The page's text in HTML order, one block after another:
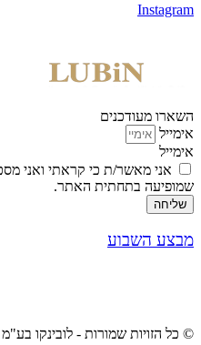
Instagram
השארו מעודכנים
אימייל
אימייל
אני מאשר/ת כי קראתי ואני
שמופיעה בתחתית האתר.
שליחה
מבצע השבוע
© כל הזויות שמורות - לובינקו בע"מ